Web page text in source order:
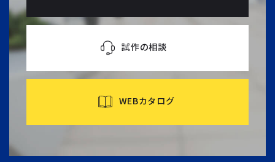
試作の相談
WEBカタログ